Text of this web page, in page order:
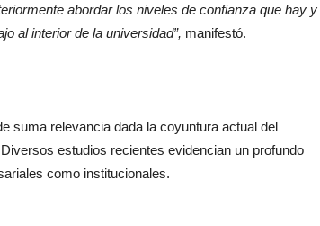
abordar los niveles de confianza que hay y
al interior de la universidad”, manifestó.
suma relevancia dada la coyuntura actual del
estudios recientes evidencian un profundo
como institucionales.